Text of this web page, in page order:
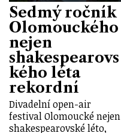
Sedmý ročník
Olomouckého
nejen
shakespearovs
kého léta
rekordní
Divadelní open-air
festival Olomoucké nejen
shakespearovské léto,